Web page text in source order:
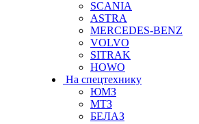
SCANIA
ASTRA
MERCEDES-BENZ
VOLVO
SITRAK
HOWO
На спецтехнику
ЮМЗ
МТЗ
БЕЛАЗ